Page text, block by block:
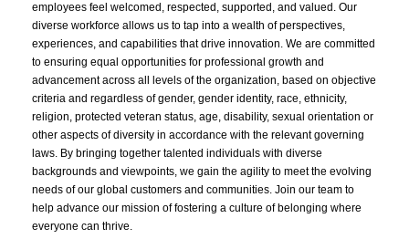
employees feel welcomed, respected, supported, and valued. Our
diverse workforce allows us to tap into a wealth of perspectives,
experiences, and capabilities that drive innovation. We are committed
to ensuring equal opportunities for professional growth and
advancement across all levels of the organization, based on objective
criteria and regardless of gender, gender identity, race, ethnicity,
religion, protected veteran status, age, disability, sexual orientation or
other aspects of diversity in accordance with the relevant governing
laws. By bringing together talented individuals with diverse
backgrounds and viewpoints, we gain the agility to meet the evolving
needs of our global customers and communities. Join our team to
help advance our mission of fostering a culture of belonging where
everyone can thrive.